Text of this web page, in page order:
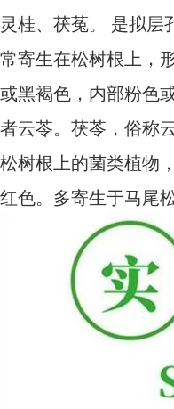
灵桂、茯菟。 是拟层
常寄生在松树根上，
或黑褐色，内部粉色
者云苓。 茯苓，俗称
松树根上的菌类植物
红色。多寄生于马尾